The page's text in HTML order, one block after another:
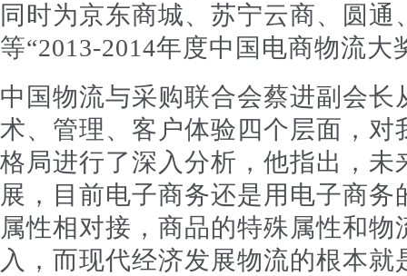
同时为京东商城、苏宁云商、圆通
等“2013-2014年度中国电商物流大
中国物流与采购联合会蔡进副会
术、管理、客户体验四个层面，
格局进行了深入分析，他指出，未
展，目前电子商务还是用电子商
属性相对接，商品的特殊属性和
入，而现代经济发展物流的根本